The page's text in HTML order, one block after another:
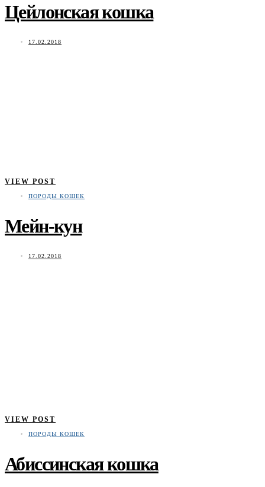
Цейлонская кошка
17.02.2018
VIEW POST
ПОРОДЫ КОШЕК
Мейн-кун
17.02.2018
VIEW POST
ПОРОДЫ КОШЕК
Абиссинская кошка